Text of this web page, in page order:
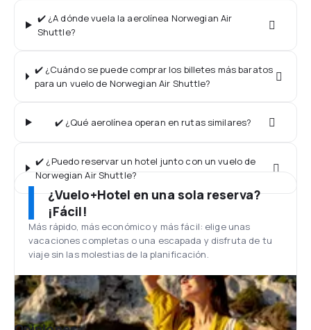
✔️ ¿A dónde vuela la aerolínea Norwegian Air
Shuttle?
✔️ ¿Cuándo se puede comprar los billetes más baratos
para un vuelo de Norwegian Air Shuttle?
✔️ ¿Qué aerolínea operan en rutas similares?
✔️ ¿Puedo reservar un hotel junto con un vuelo de
Norwegian Air Shuttle?
¿Vuelo+Hotel en una sola reserva?
¡Fácil!
Más rápido, más económico y más fácil: elige unas
vacaciones completas o una escapada y disfruta de tu
viaje sin las molestias de la planificación.